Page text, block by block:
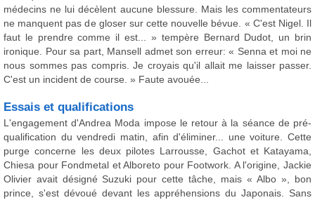
médecins ne lui décèlent aucune blessure. Mais les commentateurs
ne manquent pas de gloser sur cette nouvelle bévue. « C'est Nigel. Il
faut le prendre comme il est... » tempère Bernard Dudot, un brin
ironique. Pour sa part, Mansell admet son erreur: « Senna et moi ne
nous sommes pas compris. Je croyais qu'il allait me laisser passer.
C'est un incident de course. » Faute avouée...
Essais et qualifications
L'engagement d'Andrea Moda impose le retour à la séance de pré-
qualification du vendredi matin, afin d'éliminer... une voiture. Cette
purge concerne les deux pilotes Larrousse, Gachot et Katayama,
Chiesa pour Fondmetal et Alboreto pour Footwork. A l'origine, Jackie
Olivier avait désigné Suzuki pour cette tâche, mais « Albo », bon
prince, s'est dévoué devant les appréhensions du Japonais. Sans